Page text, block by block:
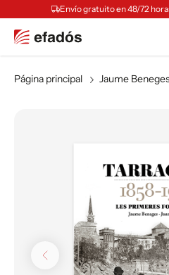
Envío gratuito en 48/72
Página principal Jaume